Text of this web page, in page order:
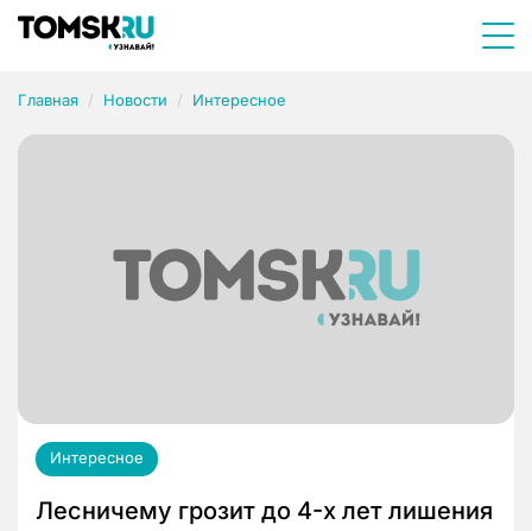
Главная Новости Интересное
Интересное
Лесничему грозит до 4-х лет лишения